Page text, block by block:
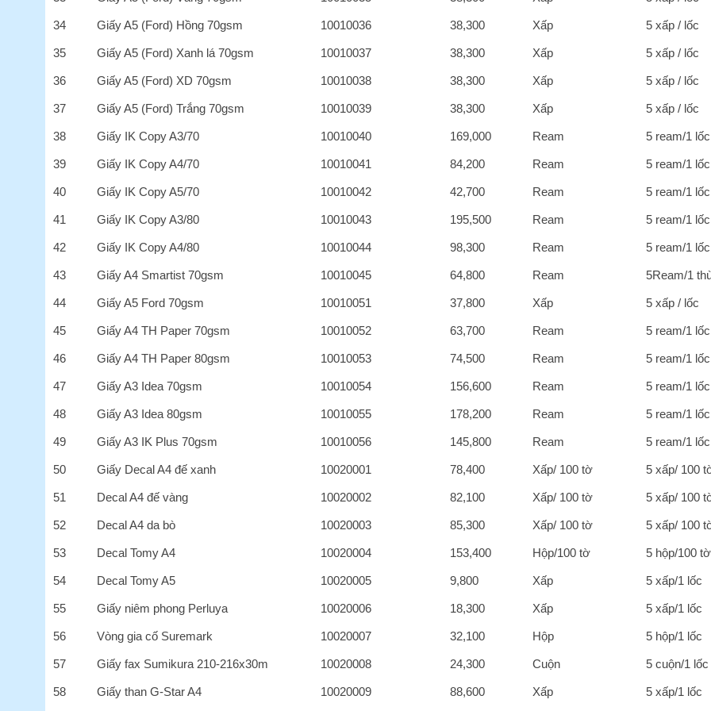
34 Giấy A5 (Ford) Hồng 70gsm 10010036 38,300 Xấp 5 xấp / lốc
35 Giấy A5 (Ford) Xanh lá 70gsm 10010037 38,300 Xấp 5 xấp / lốc
36 Giấy A5 (Ford) XD 70gsm 10010038 38,300 Xấp 5 xấp / lốc
37 Giấy A5 (Ford) Trắng 70gsm 10010039 38,300 Xấp 5 xấp / lốc
38 Giấy IK Copy A3/70 10010040 169,000 Ream 5 ream/1 lốc
39 Giấy IK Copy A4/70 10010041 84,200 Ream 5 ream/1 lốc
40 Giấy IK Copy A5/70 10010042 42,700 Ream 5 ream/1 lốc
41 Giấy IK Copy A3/80 10010043 195,500 Ream 5 ream/1 lốc
42 Giấy IK Copy A4/80 10010044 98,300 Ream 5 ream/1 lốc
43 Giấy A4 Smartist 70gsm 10010045 64,800 Ream 5Ream/1
44 Giấy A5 Ford 70gsm 10010051 37,800 Xấp 5 xấp / lốc
45 Giấy A4 TH Paper 70gsm 10010052 63,700 Ream 5 ream/1 lốc
46 Giấy A4 TH Paper 80gsm 10010053 74,500 Ream 5 ream/1 lốc
47 Giấy A3 Idea 70gsm 10010054 156,600 Ream 5 ream/1 lốc
48 Giấy A3 Idea 80gsm 10010055 178,200 Ream 5 ream/1 lốc
49 Giấy A3 IK Plus 70gsm 10010056 145,800 Ream 5 ream/1 lốc
50 Giấy Decal A4 đế xanh 10020001 78,400 Xấp/ 100 tờ 5 xấp/ 100
51 Decal A4 đế vàng 10020002 82,100 Xấp/ 100 tờ 5 xấp/ 100
52 Decal A4 da bò 10020003 85,300 Xấp/ 100 tờ 5 xấp/ 100
53 Decal Tomy A4 10020004 153,400 Hộp/100 tờ 5 hộp/100
54 Decal Tomy A5 10020005 9,800 Xấp 5 xấp/1 lốc
55 Giấy niêm phong Perluya 10020006 18,300 Xấp 5 xấp/1 lốc
56 Vòng gia cố Suremark 10020007 32,100 Hộp 5 hộp/1 lốc
57 Giấy fax Sumikura 210-216x30m 10020008 24,300 Cuộn 5 cuộn/1 lốc
58 Giấy than G-Star A4 10020009 88,600 Xấp 5 xấp/1 lốc